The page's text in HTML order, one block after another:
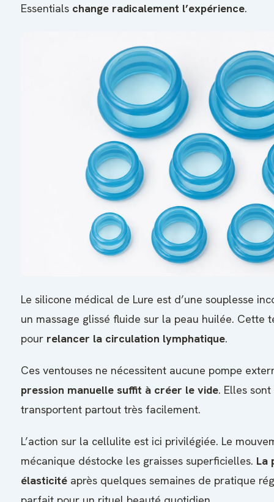
Essentials change radicalement l’expérience.
Le silicone médical de Lure est d’une souplesse
un massage glissé fluide sur la peau huilée. Cette
pour relancer la circulation lymphatique.
Ces ventouses ne nécessitent aucune pompe
pression manuelle suffit à créer le vide. Elles
transportent partout très facilement.
L’action sur la cellulite est ici privilégiée. Le
mécanique déstocke les graisses superficielles. La
élasticité après quelques semaines de pratique